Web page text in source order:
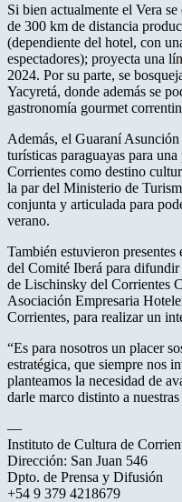
Si bien actualmente el Vera
de 300 km de distancia
(dependiente del hotel, con
espectadores); proyecta una
2024. Por su parte, se
Yacyretá, donde además se
gastronomía gourmet
Además, el Guaraní
turísticas paraguayas para
Corrientes como destino
la par del Ministerio de
conjunta y articulada para
verano.
También estuvieron
del Comité Iberá para
de Lischinsky del Corrientes
Asociación Empresaria
Corrientes, para realizar un
“Es para nosotros un placer
estratégica, que siempre nos
planteamos la necesidad de
darle marco distinto a
—
Instituto de Cultura de
Dirección: San Juan 546
Dpto. de Prensa y Difusión
+54 9 379 4218679